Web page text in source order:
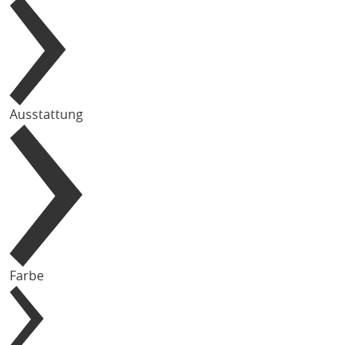
Ausstattung
Farbe